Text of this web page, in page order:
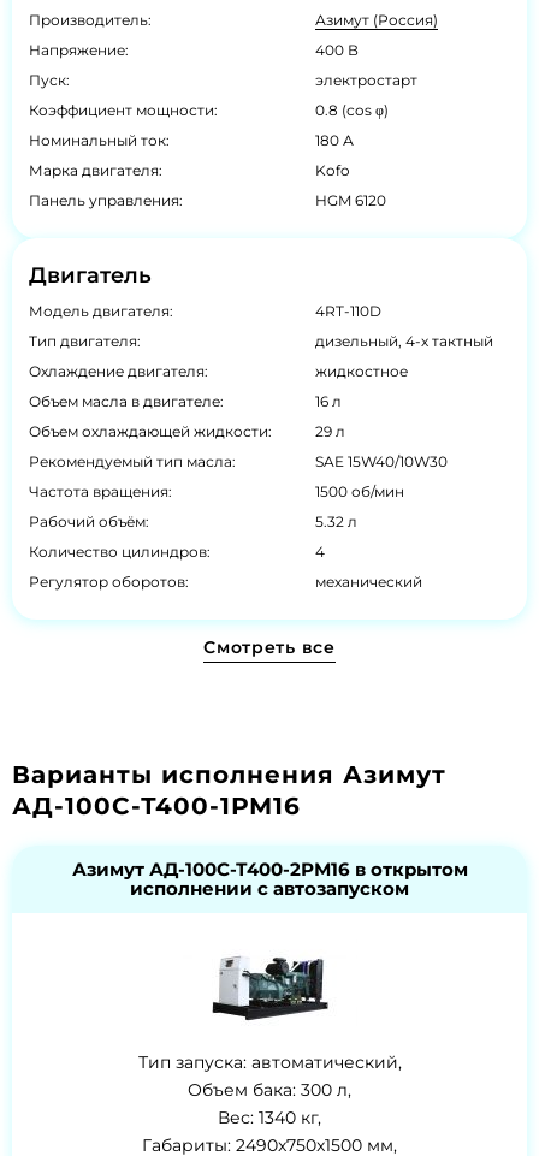
Производитель:
Азимут (Россия)
Напряжение:
400 В
Пуск:
электростарт
Коэффициент мощности:
0.8 (cos φ)
Номинальный ток:
180 А
Марка двигателя:
Kofo
Панель управления:
HGM 6120
Двигатель
Модель двигателя:
4RT-110D
Тип двигателя:
дизельный, 4-х тактный
Охлаждение двигателя:
жидкостное
Объем масла в двигателе:
16 л
Объем охлаждающей жидкости:
29 л
Рекомендуемый тип масла:
SAE 15W40/10W30
Частота вращения:
1500 об/мин
Рабочий объём:
5.32 л
Количество цилиндров:
4
Регулятор оборотов:
механический
Смотреть все
Варианты исполнения Азимут
АД-100С-Т400-1РМ16
Азимут АД-100С-Т400-2РМ16 в открытом
исполнении с автозапуском
Тип запуска: автоматический,
Объем бака: 300 л,
Вес: 1340 кг,
Габариты: 2490x750x1500 мм,